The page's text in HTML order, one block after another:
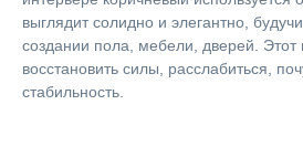
выглядит солидно и элегантно,
создании пола, мебели, дверей. Этот
восстановить силы, расслабиться,
стабильность.